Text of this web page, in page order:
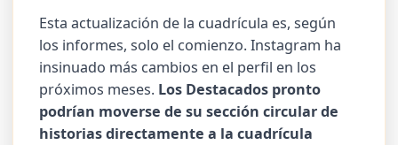
Esta actualización de la cuadrícula es, según
los informes, solo el comienzo. Instagram ha
insinuado más cambios en el perfil en los
próximos meses. Los Destacados pronto
podrían moverse de su sección circular de
historias directamente a la cuadrícula